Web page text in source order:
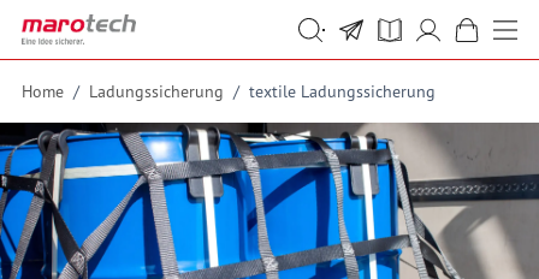
Skip to Content
Suche
Suche
Home / Ladungssicherung / textile Ladungssicherung